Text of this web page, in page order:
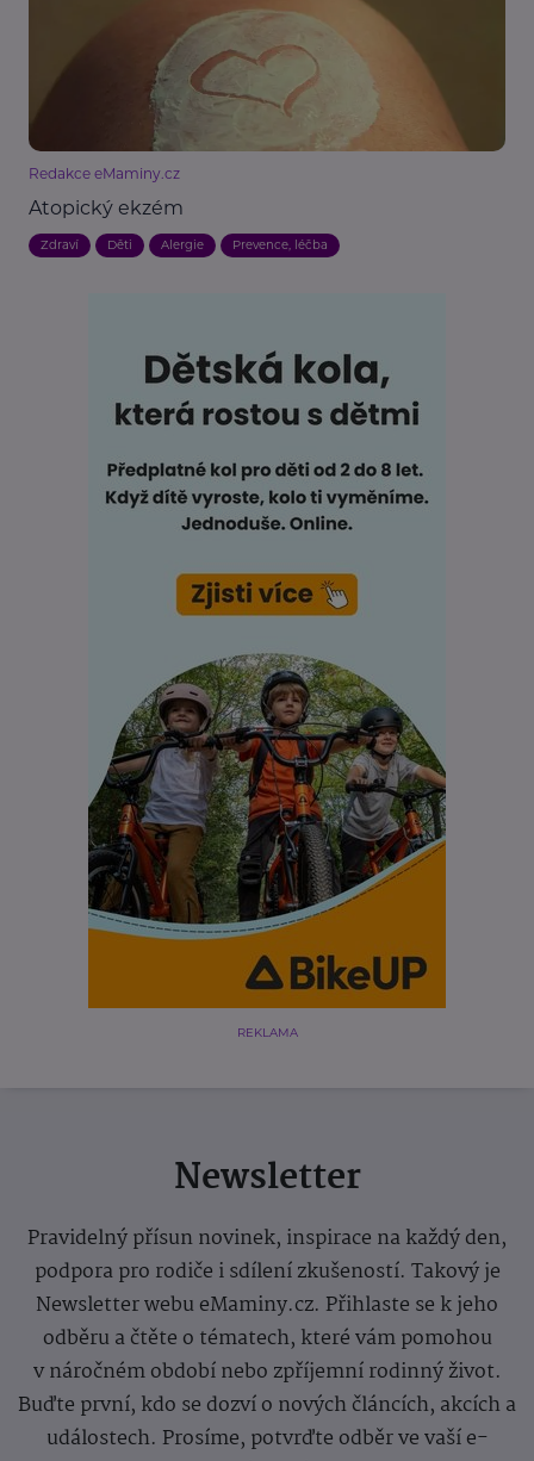
Redakce eMaminy.cz
Atopický ekzém
Zdraví Děti Alergie Prevence, léčba
REKLAMA
Newsletter
Pravidelný přísun novinek, inspirace na každý den,
podpora pro rodiče i sdílení zkušeností. Takový je
Newsletter webu eMaminy.cz. Přihlaste se k jeho
odběru a čtěte o tématech, které vám pomohou
v náročném období nebo zpříjemní rodinný život.
Buďte první, kdo se dozví o nových článcích, akcích a
událostech. Prosíme, potvrďte odběr ve vaší e-